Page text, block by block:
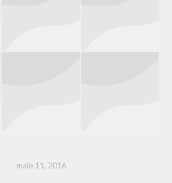
maio 11, 2016